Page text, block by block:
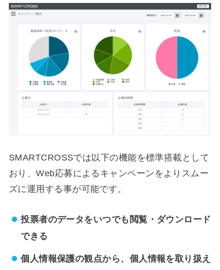
SMARTCROSSでは以下の機能を標準搭載として
おり、Web応募によるキャンペーンをよりスムー
ズに運用する事が可能です。
投票者のデータをいつでも閲覧・ダウンロード
できる
個人情報保護の観点から、個人情報を取り扱え